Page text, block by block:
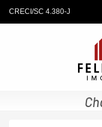
CRECI/SC 4.380-J